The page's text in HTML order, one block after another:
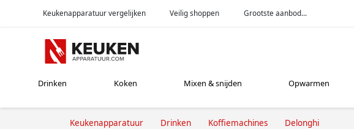
Keukenapparatuur vergelijken Veilig shoppen Grootste aanbod...
Drinken Koken Mixen & snijden Opwarmen
Keukenapparatuur Drinken Koffiemachines Delonghi